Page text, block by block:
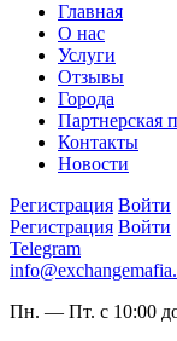
Главная
О нас
Услуги
Отзывы
Города
Партнерская
Контакты
Новости
Регистрация Войти
Регистрация Войти
Telegram
Пн. — Пт. с 10:00